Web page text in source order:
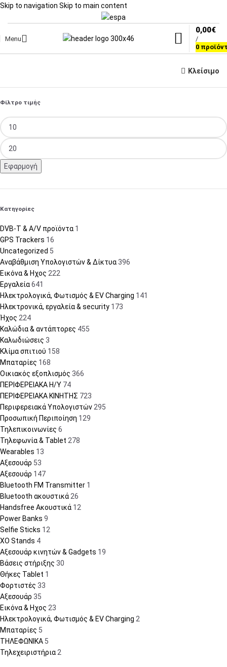
Skip to navigation Skip to main content
Menu
0
/
0,00€
Κλείσιμο
Φίλτρο τιμής
Εφαρμογή
Κατηγορίες
DVB-T & A/V προϊόντα 1
GPS Trackers 16
Uncategorized 5
Αναβάθμιση Υπολογιστών & Δίκτυα 396
Εικόνα & Ηχος 222
Εργαλεία641
Ηλεκτρολογικά, Φωτισμός & EV Charging 141
Ηλεκτρονικά, εργαλεία & security 173
Ήχος 224
Καλώδια & αντάπτορες 455
Καλωδιώσεις 3
Κλίμα σπιτιού 158
Μπαταρίες 168
Οικιακός εξοπλισμός 366
ΠΕΡΙΦΕΡΕΙΑΚΑ Η/Υ 74
ΠΕΡΙΦΕΡΕΙΑΚΑ ΚΙΝΗΤΗΣ 723
Περιφερειακά Υπολογιστών295
Προσωπική Περιποίηση 129
Τηλεπικοινωνίες 6
Τηλεφωνία & Tablet 278
Wearables 13
Αξεσουάρ 53
Αξεσουάρ 147
Bluetooth FM Transmitter 1
Bluetooth ακουστικά26
Handsfree Ακουστικά 12
Power Banks 9
Selfie Sticks 12
XO Stands 4
Αξεσουάρ κινητών & Gadgets 19
Βάσεις στήριξης 30
Θήκες Tablet 1
Φορτιστές 33
Αξεσουάρ 35
Εικόνα & Ηχος 23
Ηλεκτρολογικά, Φωτισμός & EV Charging 2
Μπαταρίες 5
ΤΗΛΕΦΩΝΙΚΑ 5
Τηλεχειριστήρια2